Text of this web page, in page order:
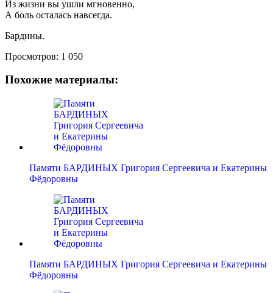
Из жизни вы ушли мгновенно,
А боль осталась навсегда.
Бардины.
Просмотров: 1 050
Похожие материалы:
Памяти БАРДИНЫХ Григория Сергеевича и Екатерины
Фёдоровны
Памяти БАРДИНЫХ Григория Сергеевича и Екатерины
Фёдоровны